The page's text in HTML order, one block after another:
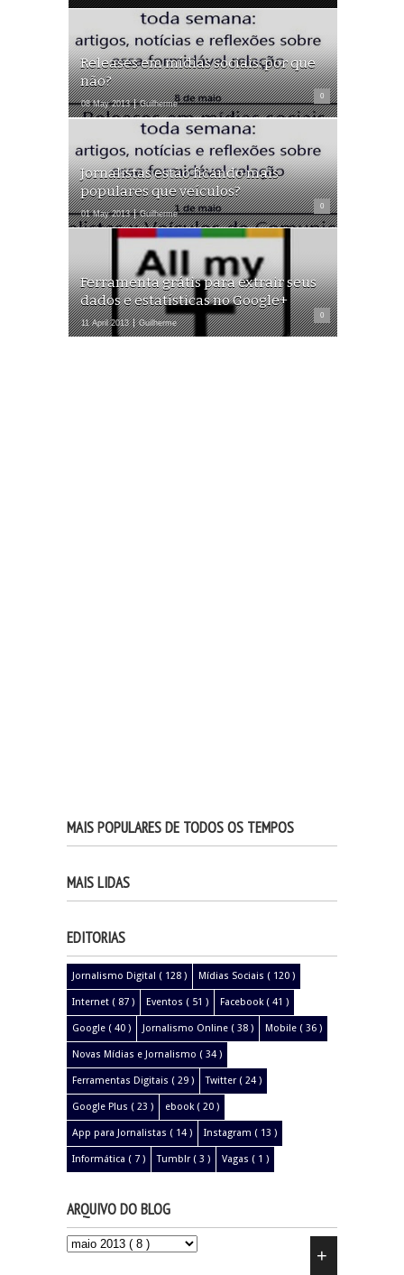
Releases em mídias sociais: por que
não?
08 May 2013 Guilherme
0
Jornalistas estão ficando mais
populares que veículos?
01 May 2013 Guilherme
0
Ferramenta grátis para extrair seus
dados e estatísticas no Google+
11 April 2013 Guilherme
0
MAIS POPULARES DE TODOS OS TEMPOS
MAIS LIDAS
EDITORIAS
Jornalismo Digital ( 128 ) Mídias Sociais ( 120 )
Internet ( 87 ) Eventos ( 51 ) Facebook ( 41 )
Google ( 40 ) Jornalismo Online ( 38 ) Mobile ( 36 )
Novas Mídias e Jornalismo ( 34 )
Ferramentas Digitais ( 29 ) Twitter ( 24 )
Google Plus ( 23 ) ebook ( 20 )
App para Jornalistas ( 14 ) Instagram ( 13 )
Informática ( 7 ) Tumblr ( 3 ) Vagas ( 1 )
ARQUIVO DO BLOG